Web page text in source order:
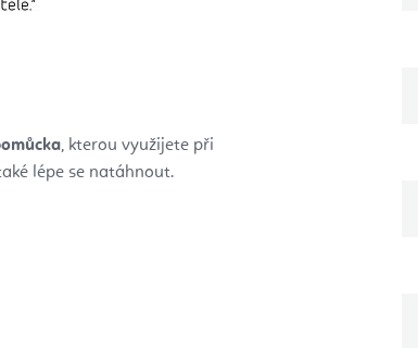
, kterou využijete při
lépe se natáhnout.